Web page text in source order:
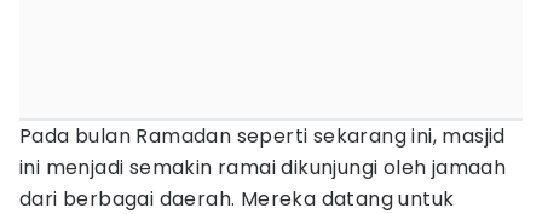
Pada bulan Ramadan seperti sekarang ini, masjid
ini menjadi semakin ramai dikunjungi oleh jamaah
dari berbagai daerah. Mereka datang untuk